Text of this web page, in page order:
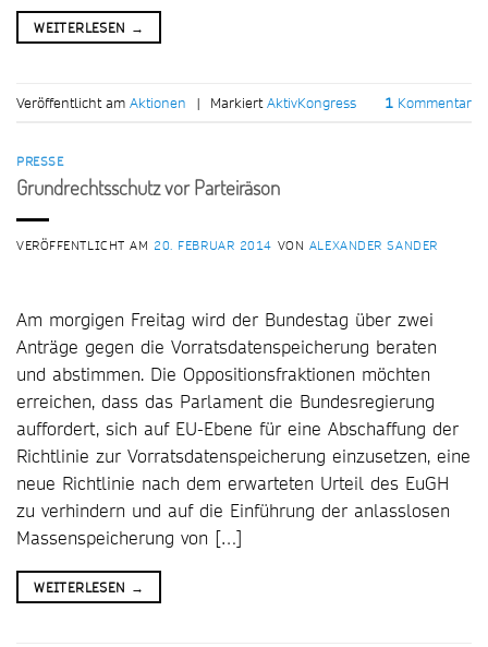
WEITERLESEN →
Veröffentlicht am Aktionen | MarkiertAktivKongress 1 Kommentar
PRESSE
Grundrechtsschutz vor Parteiräson
VERÖFFENTLICHT AM 20. FEBRUAR 2014 VON ALEXANDER SANDER
Am morgigen Freitag wird der Bundestag über zwei
Anträge gegen die Vorratsdatenspeicherung beraten
und abstimmen. Die Oppositionsfraktionen möchten
erreichen, dass das Parlament die Bundesregierung
auffordert, sich auf EU-Ebene für eine Abschaffung der
Richtlinie zur Vorratsdatenspeicherung einzusetzen, eine
neue Richtlinie nach dem erwarteten Urteil des EuGH
zu verhindern und auf die Einführung der anlasslosen
Massenspeicherung von […]
WEITERLESEN →